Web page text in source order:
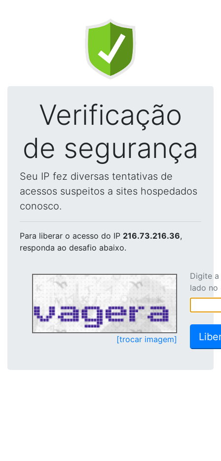
Verificação
de segurança
Seu IP fez diversas tentativas de
acessos suspeitos a sites hospedados
conosco.
Para liberar o acesso do IP 216.73.216.36,
responda ao desafio abaixo.
[trocar imagem]
Digite
lado no